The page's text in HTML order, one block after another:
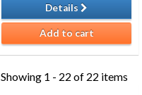
Details
Add to cart
Showing 1 - 22 of 22 items